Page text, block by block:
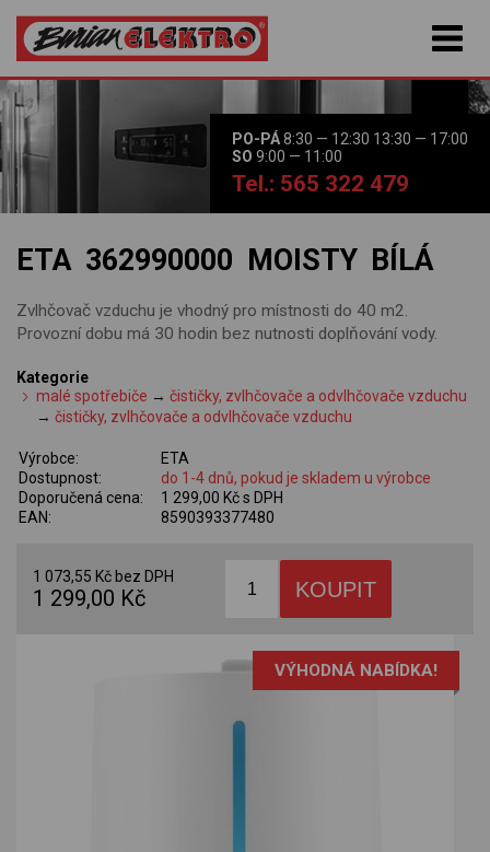
PO-PÁ8:30 — 12:30 13:30 — 17:00
SO 9:00 — 11:00
Tel.: 565 322 479
ETA 362990000 MOISTY BÍLÁ
Zvlhčovač vzduchu je vhodný pro místnosti do 40 m2.
Provozní dobu má 30 hodin bez nutnosti doplňování vody.
Kategorie
malé spotřebiče →čističky, zvlhčovače a odvlhčovače vzduchu
→čističky, zvlhčovače a odvlhčovače vzduchu
Výrobce:
ETA
Dostupnost:
do 1-4 dnů, pokud je skladem u výrobce
Doporučená cena:
1 299,00 Kč s DPH
EAN:
8590393377480
1 073,55 Kč bez DPH
1 299,00 Kč
VÝHODNÁ NABÍDKA!